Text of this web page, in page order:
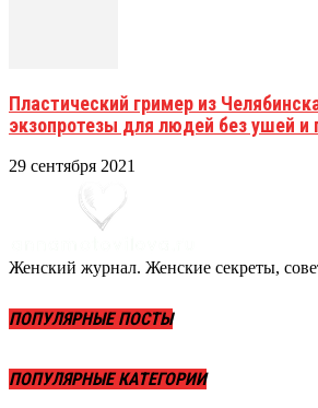
Пластический гример из
экзопротезы для людей без ушей и
29 сентября 2021
Женский журнал. Женские секреты,
ПОПУЛЯРНЫЕ ПОСТЫ
ПОПУЛЯРНЫЕ КАТЕГОРИИ